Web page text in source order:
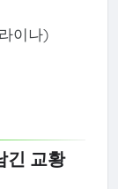
이나)
긴 교황